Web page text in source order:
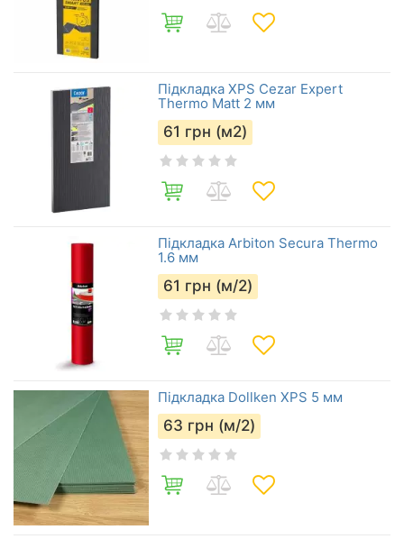
Підкладка XPS Cezar Expert
Thermo Matt 2 мм
61 грн (м2)
Підкладка Arbiton Secura Тhermo
1.6 мм
61 грн (м/2)
Підкладка Dollken XPS 5 мм
63 грн (м/2)